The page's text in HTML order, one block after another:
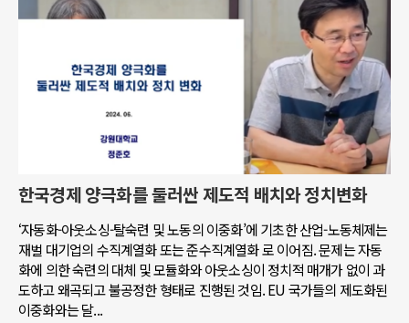
한국경제 양극화를 둘러싼 제도적 배치와 정치변화
‘자동화-아웃소싱-탈숙련 및 노동의 이중화’에 기초한 산업-노동체제는
재벌 대기업의 수직계열화 또는 준수직계열화 로 이어짐. 문제는 자동
화에 의한 숙련의 대체 및 모듈화와 아웃소싱이 정치적 매개가 없이 과
도하고 왜곡되고 불공정한 형태로 진행된 것임. EU 국가들의 제도화된
이중화와는 달...